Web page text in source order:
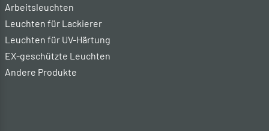
Arbeitsleuchten
Leuchten für Lackierer
Leuchten für UV-Härtung
EX-geschützte Leuchten
Andere Produkte